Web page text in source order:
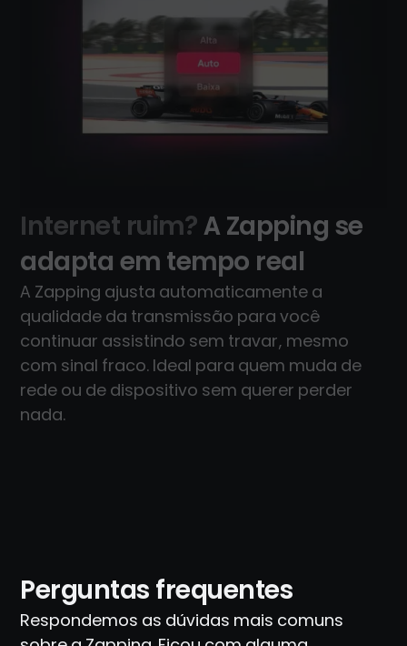
Internet ruim?A Zapping se
adapta em tempo real
A Zapping ajusta automaticamente a
qualidade da transmissão para você
continuar assistindo sem travar, mesmo
com sinal fraco. Ideal para quem muda de
rede ou de dispositivo sem querer perder
nada.
Perguntas frequentes
Respondemos as dúvidas mais comuns